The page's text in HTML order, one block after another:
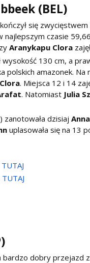
(BEL)
się zwycięstwem
najlepszym czasie
Aranykapu Clora
130 cm, a
polskich amazonek. Na
. Miejsca 12 i 14
. Natomiast Julia
zanotowała dzisiaj
uplasowała się na 13
TUTAJ
TUTAJ
bardzo dobry przejazd